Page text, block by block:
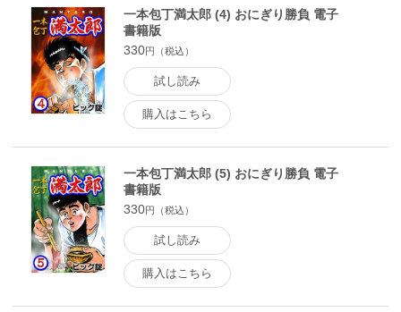
一本包丁満太郎 (4) おにぎり勝負 電子
書籍版
330円（税込）
試し読み
購入はこちら
一本包丁満太郎 (5) おにぎり勝負 電子
書籍版
330円（税込）
試し読み
購入はこちら